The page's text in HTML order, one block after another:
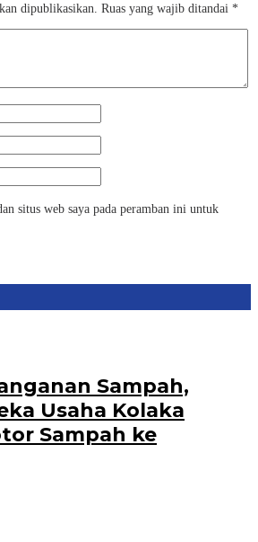
dipublikasikan. Ruas yang wajib ditandai *
situs web saya pada peramban ini untuk
Sampah,
Usaha Kolaka
Sampah ke